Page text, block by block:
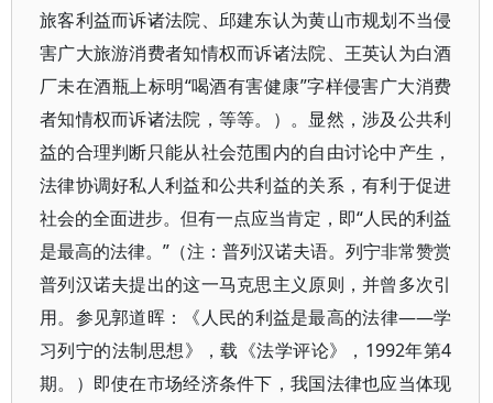
旅客利益而诉诸法院、邱建东认为黄山市规划不当侵
害广大旅游消费者知情权而诉诸法院、王英认为白酒
厂未在酒瓶上标明“喝酒有害健康”字样侵害广大消费
者知情权而诉诸法院，等等。）。显然，涉及公共利
益的合理判断只能从社会范围内的自由讨论中产生，
法律协调好私人利益和公共利益的关系，有利于促进
社会的全面进步。但有一点应当肯定，即“人民的利益
是最高的法律。”（注：普列汉诺夫语。列宁非常赞赏
普列汉诺夫提出的这一马克思主义原则，并曾多次引
用。参见郭道晖：《人民的利益是最高的法律——学
习列宁的法制思想》，载《法学评论》，1992年第4
期。）即使在市场经济条件下，我国法律也应当体现